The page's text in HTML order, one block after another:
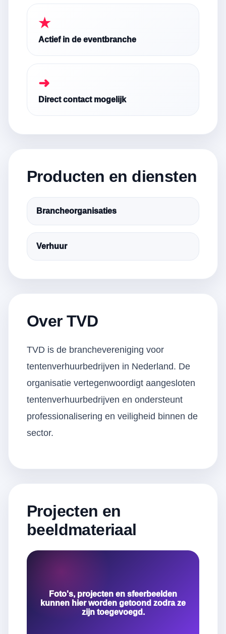
★
Actief in de eventbranche
➜
Direct contact mogelijk
Producten en diensten
Brancheorganisaties
Verhuur
Over TVD
TVD is de branchevereniging voor
tentenverhuurbedrijven in Nederland. De
organisatie vertegenwoordigt aangesloten
tentenverhuurbedrijven en ondersteunt
professionalisering en veiligheid binnen de
sector.
Projecten en
beeldmateriaal
Foto's, projecten en sfeerbeelden
kunnen hier worden getoond zodra ze
zijn toegevoegd.